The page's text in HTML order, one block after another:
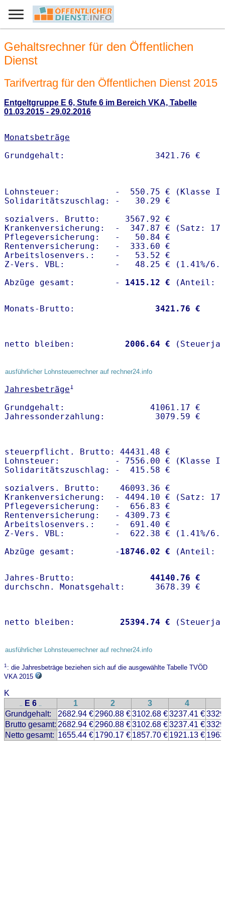
Gehaltsrechner für den Öffentlichen
Dienst
Tarifvertrag für den Öffentlichen Dienst 2015
Entgeltgruppe E 6, Stufe 6 im Bereich VKA, Tabelle
01.03.2015 - 29.02.2016
Monatsbeträge
Lohnsteuer:           -  550.75 € (Klasse I)
Solidaritätszuschlag: -   30.29 €
sozialvers. Brutto:     3567.92 €
Krankenversicherung:  -  347.87 € (Satz:
Pflegeversicherung:   -   50.84 €
Rentenversicherung:   -  333.60 €
Arbeitslosenvers.:    -   53.52 €
Z-Vers. VBL:          -   48.25 € ( 1.41%/
Abzüge gesamt:        -
1415.12 €
Monats-Brutto: 3421.76 €
netto bleiben: 2006.64 €
ausführlicher Lohnsteuerrechner auf rechner24.info
Jahresbeträge1
Grundgehalt:                 41061.17 €
steuerpflicht. Brutto: 44431.48 €
Lohnsteuer:           - 7556.00 € (Klasse I)
Solidaritätszuschlag: -  415.58 €
sozialvers. Brutto:    46093.36 €
Krankenversicherung:  - 4494.10 € (Satz:
Pflegeversicherung:   -  656.83 €
Rentenversicherung:   - 4309.73 €
Arbeitslosenvers.:    -  691.40 €
Z-Vers. VBL:          -  622.38 € ( 1.41%/
Abzüge gesamt:        - 18746.02 €
Jahres-Brutto: 44140.76 €
netto bleiben: 25394.74 €
ausführlicher Lohnsteuerrechner auf rechner24.info
1: die Jahresbeträge beziehen sich auf die ausgewählte Tabelle TVÖD
VKA 2015
K
.. E 6 .. 1 2 3 4
Grundgehalt:
2682.94 € 2960.88 €3102.68 €3237.41 €
Brutto gesamt: 2682.94 € 2960.88 €3102.68 €3237.41 €
Netto gesamt: 1655.44 € 1790.17 € 1857.70 € 1921.13 €